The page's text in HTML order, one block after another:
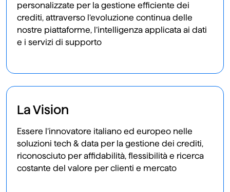
personalizzate per la gestione efficiente dei
crediti, attraverso l’evoluzione continua delle
nostre piattaforme, l’intelligenza applicata ai dati
e i servizi di supporto
La Vision
Essere l’innovatore italiano ed europeo nelle
soluzioni tech & data per la gestione dei crediti,
riconosciuto per affidabilità, flessibilità e ricerca
costante del valore per clienti e mercato